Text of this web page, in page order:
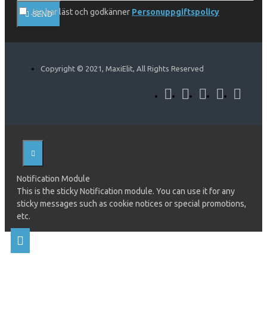
SEND
Jag har läst och godkänner Personuppgiftspolicy
Copyright © 2021, MaxiElit, All Rights Reserved
Notification Module
This is the sticky Notification module. You can use it for any
sticky messages such as cookie notices or special promotions,
etc.